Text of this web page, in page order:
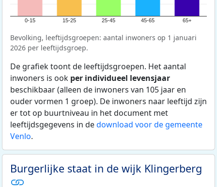
0-15 15-25 25-45 45-65 65+
Bevolking, leeftijdsgroepen: aantal inwoners op 1 januari
2026 per leeftijdsgroep.
De grafiek toont de leeftijdsgroepen. Het aantal
inwoners is ook per individueel levensjaar
beschikbaar (alleen de inwoners van 105 jaar en
ouder vormen 1 groep). De inwoners naar leeftijd zijn
er tot op buurtniveau in het document met
leeftijdsgegevens in dedownload voor de gemeente
Venlo.
Burgerlijke staat in de wijk Klingerberg